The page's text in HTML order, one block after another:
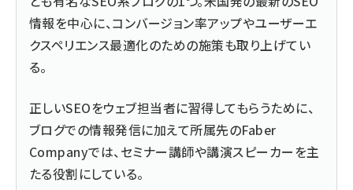
情報を中心に、コンバージョン率アップやユーザーエ
クスペリエンス最適化のための施策も取り上げてい
る。
正しいSEOをウェブ担当者に習得してもらうために、
ブログでの情報発信に加えて所属先のFaber
Companyでは、セミナー講師や講演スピーカーを主
たる役割にしている。